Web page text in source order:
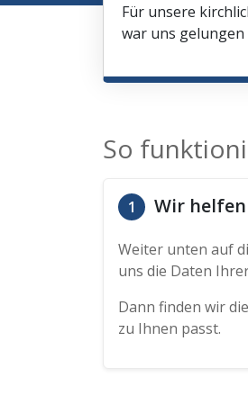
Für unsere
war uns gelungen
So
1 Wir
Weiter unten auf
uns die Daten
Dann finden wir
zu Ihnen passt.